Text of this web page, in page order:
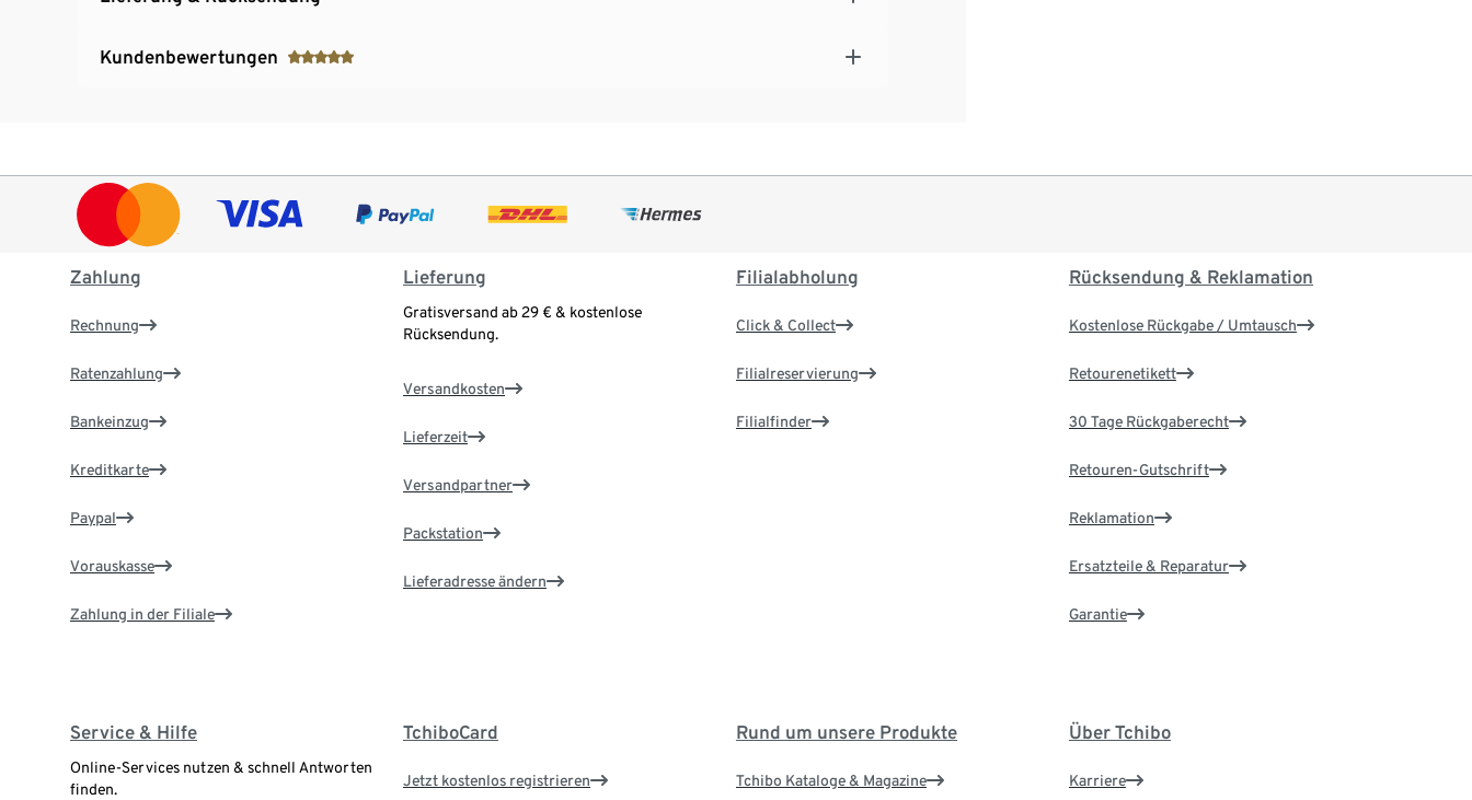
Kundenbewertungen
Zahlung
Rechnung
Ratenzahlung
Bankeinzug
Kreditkarte
Paypal
Vorauskasse
Zahlung in der Filiale
Lieferung
Gratisversand ab 29 € & kostenlose
Rücksendung.
Versandkosten
Lieferzeit
Versandpartner
Packstation
Lieferadresse ändern
Filialabholung
Click & Collect
Filialreservierung
Filialfinder
Rücksendung & Reklamation
Kostenlose Rückgabe / Umtausch
Retourenetikett
30 Tage Rückgaberecht
Retouren-Gutschrift
Reklamation
Ersatzteile & Reparatur
Garantie
Service & Hilfe
Online-Services nutzen & schnell Antworten
finden.
TchiboCard
Jetzt kostenlos registrieren
Rund um unsere Produkte
Tchibo Kataloge & Magazine
Über Tchibo
Karriere